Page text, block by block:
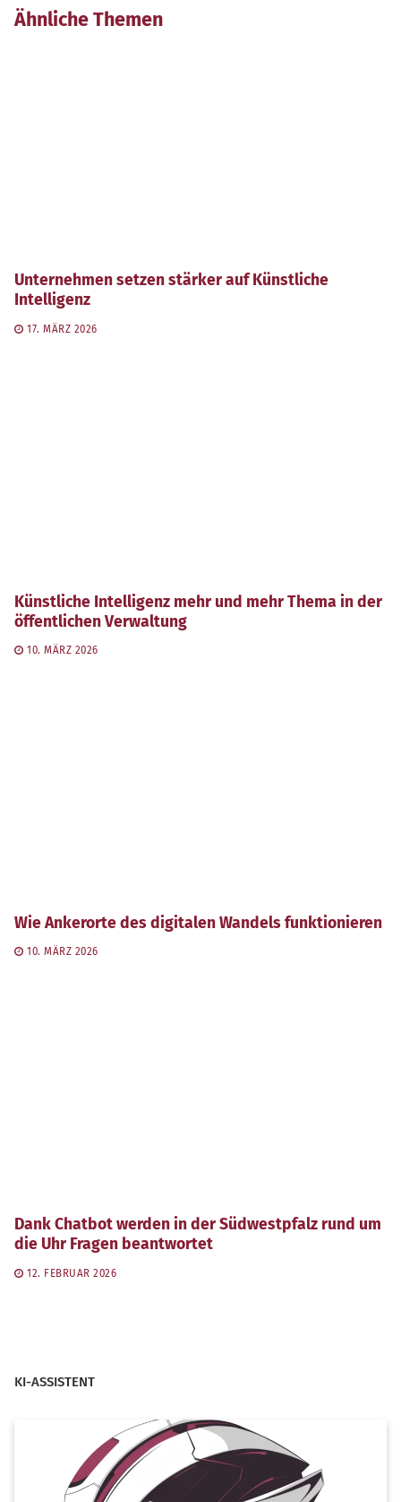
Ähnliche Themen
Unternehmen setzen stärker auf Künstliche
Intelligenz
17. MÄRZ 2026
Künstliche Intelligenz mehr und mehr Thema in der
öffentlichen Verwaltung
10. MÄRZ 2026
Wie Ankerorte des digitalen Wandels funktionieren
10. MÄRZ 2026
Dank Chatbot werden in der Südwestpfalz rund um
die Uhr Fragen beantwortet
12. FEBRUAR 2026
KI-ASSISTENT